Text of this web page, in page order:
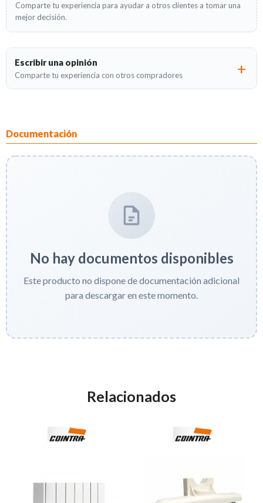
Comparte tu experiencia para ayudar a otros clientes a tomar una
mejor decisión.
Escribir una opinión
Comparte tu experiencia con otros compradores
Documentación
No hay documentos disponibles
Este producto no dispone de documentación adicional
para descargar en este momento.
Relacionados